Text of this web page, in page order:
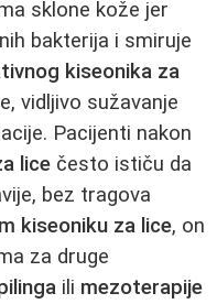
sklone kože jer
bakterija i smiruje
kiseonika za
vidljivo sužavanje
Pacijenti nakon
lice često ističu da
bez tragova
kiseoniku za lice, on
za druge
ili mezoterapije